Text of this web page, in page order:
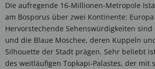
Die aufregende 16-Millionen-Metropole
am Bosporus über zwei Kontinente:
Hervorstechende Sehenswürdigkeiten sind
und die Blaue Moschee, deren Kuppeln
Silhouette der Stadt prägen. Sehr beliebt
des weitläufigen Topkapi-Palastes, der mit